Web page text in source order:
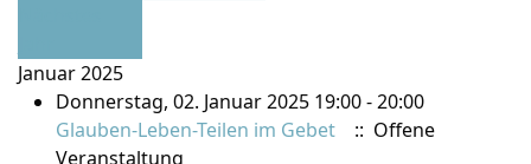
Januar 2025
Donnerstag, 02. Januar 2025 19:00 - 20:00
Glauben-Leben-Teilen im Gebet
:: Offene
Veranstaltung